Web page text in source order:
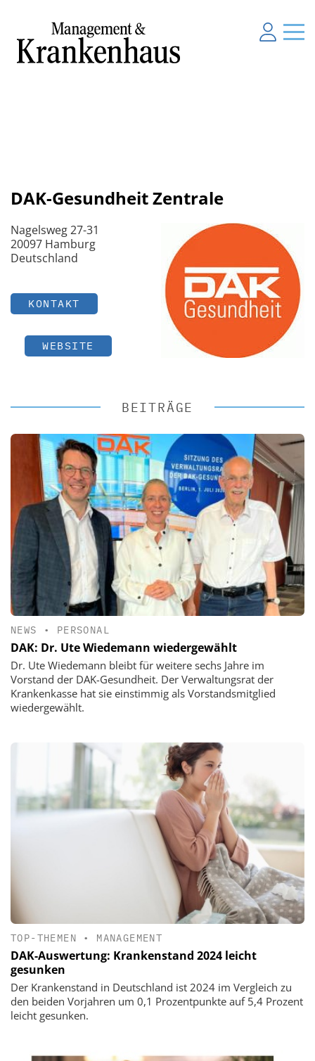
DAK-Gesundheit Zentrale
Nagelsweg 27-31
20097 Hamburg
Deutschland
KONTAKT
WEBSITE
BEITRÄGE
NEWS • PERSONAL
DAK: Dr. Ute Wiedemann wiedergewählt
Dr. Ute Wiedemann bleibt für weitere sechs Jahre im
Vorstand der DAK-Gesundheit. Der Verwaltungsrat der
Krankenkasse hat sie einstimmig als Vorstandsmitglied
wiedergewählt.
TOP-THEMEN • MANAGEMENT
DAK-Auswertung: Krankenstand 2024 leicht
gesunken
Der Krankenstand in Deutschland ist 2024 im Vergleich zu
den beiden Vorjahren um 0,1 Prozentpunkte auf 5,4 Prozent
leicht gesunken.